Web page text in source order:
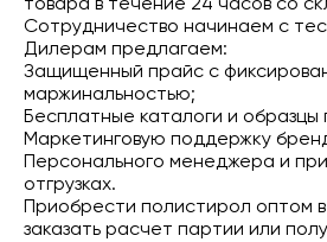
товара в течение 24 часов со
Сотрудничество начинаем с
Дилерам предлагаем:
Защищенный прайс с
маржинальностью;
Бесплатные каталоги и образцы
Маркетинговую поддержку
Персонального менеджера и
отгрузках.
Приобрести полистирол оптом
заказать расчет партии или